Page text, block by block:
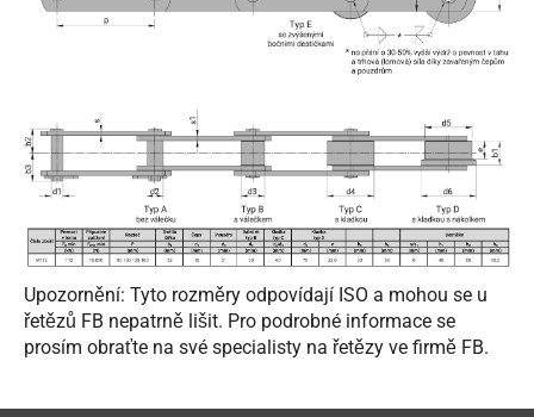
Upozornění: Tyto rozměry odpovídají ISO a mohou se u
řetězů FB nepatrně lišit. Pro podrobné informace se
prosím obraťte na své specialisty na řetězy ve firmě FB.